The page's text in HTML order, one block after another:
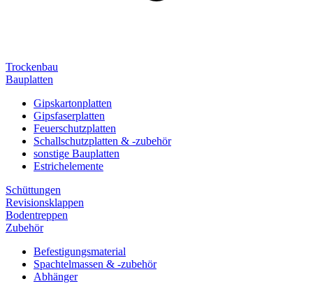
Trockenbau
Bauplatten
Gipskartonplatten
Gipsfaserplatten
Feuerschutzplatten
Schallschutzplatten & -zubehör
sonstige Bauplatten
Estrichelemente
Schüttungen
Revisionsklappen
Bodentreppen
Zubehör
Befestigungsmaterial
Spachtelmassen & -zubehör
Abhänger